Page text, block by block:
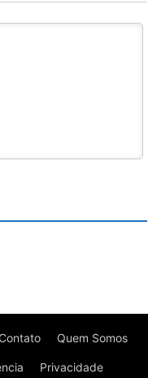
Contato Quem Somos
Privacidade